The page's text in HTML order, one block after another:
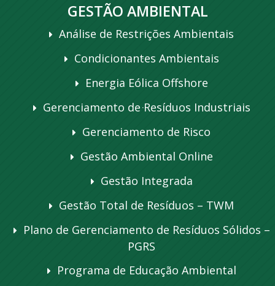
GESTÃO AMBIENTAL
Análise de Restrições Ambientais
Condicionantes Ambientais
Energia Eólica Offshore
Gerenciamento de Resíduos Industriais
Gerenciamento de Risco
Gestão Ambiental Online
Gestão Integrada
Gestão Total de Resíduos – TWM
Plano de Gerenciamento de Resíduos Sólidos –
PGRS
Programa de Educação Ambiental